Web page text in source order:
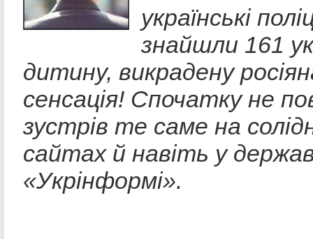
українські
знайшли 161
дитину, викрадену
сенсація! Спочатку не
зустрів те саме на
сайтах й навіть у
«Укрінформі».